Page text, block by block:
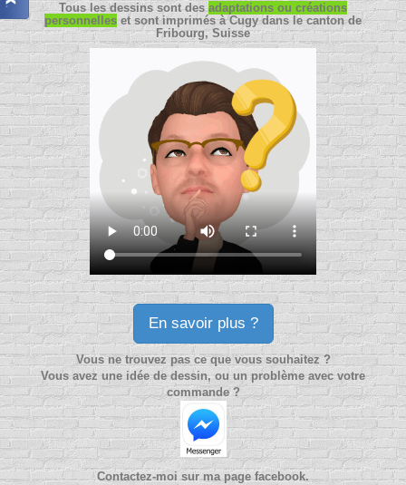
Tous les dessins sont desadaptations ou créations
personnelles et sont imprimés à Cugy dans le canton de
Fribourg, Suisse
En savoir plus ?
Vous ne trouvez pas ce que vous souhaitez ?
Vous avez une idée de dessin, ou un problème avec votre
commande ?
Contactez-moi sur ma page facebook.